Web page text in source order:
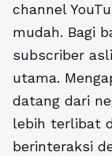
channel
mudah. Bagi
subscriber
utama.
datang dari
lebih terlibat
berinteraksi